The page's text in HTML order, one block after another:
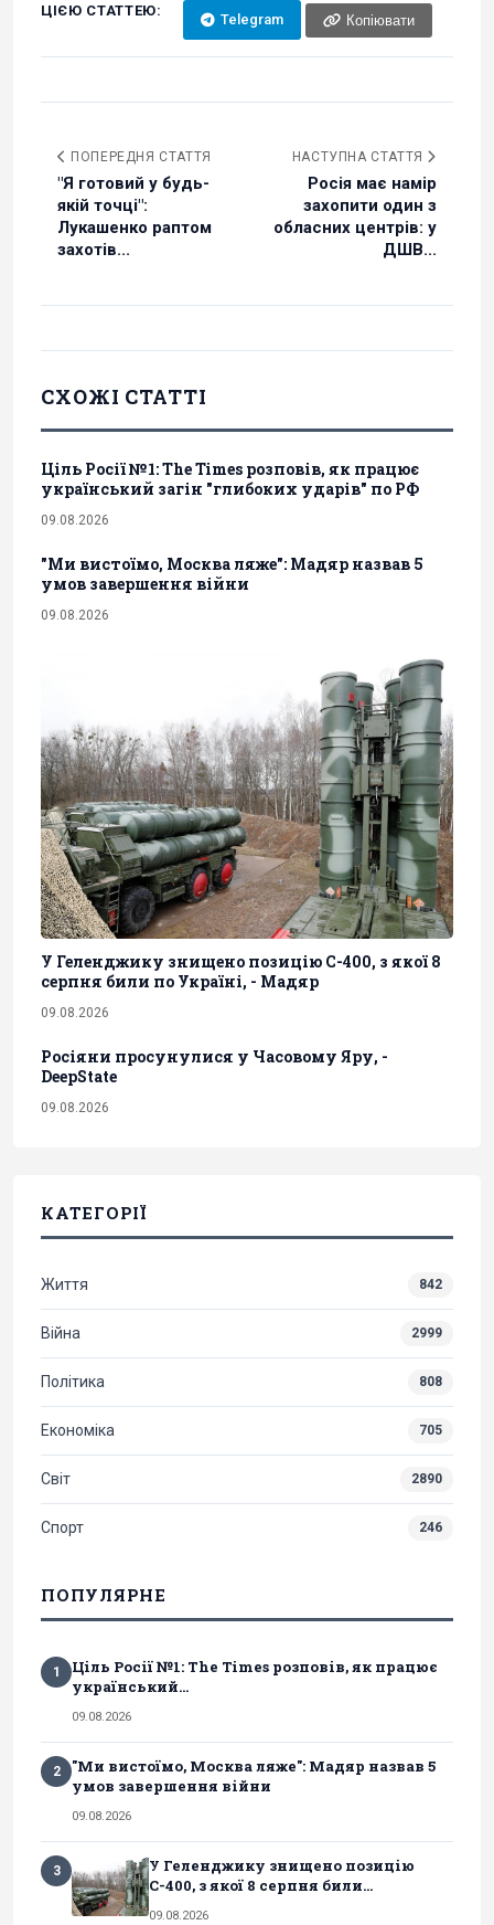
ЦІЄЮ СТАТТЕЮ:
Telegram Копіювати
ПОПЕРЕДНЯ СТАТТЯ
"Я готовий у будь-
якій точці":
Лукашенко раптом
захотів...
НАСТУПНА СТАТТЯ
Росія має намір
захопити один з
обласних центрів: у
ДШВ...
СХОЖІ СТАТТІ
Ціль Росії №1: The Times розповів, як працює
український загін "глибоких ударів" по РФ
09.08.2026
"Ми вистоїмо, Москва ляже": Мадяр назвав 5
умов завершення війни
09.08.2026
У Геленджику знищено позицію С-400, з якої 8
серпня били по Україні, - Мадяр
09.08.2026
Росіяни просунулися у Часовому Яру, -
DeepState
09.08.2026
КАТЕГОРІЇ
Життя 842
Війна 2999
Політика 808
Економіка 705
Світ 2890
Спорт 246
ПОПУЛЯРНЕ
1
Ціль Росії №1: The Times розповів, як працює
український...
09.08.2026
2
"Ми вистоїмо, Москва ляже": Мадяр назвав 5
умов завершення війни
09.08.2026
3
У Геленджику знищено позицію
С-400, з якої 8 серпня били...
09.08.2026